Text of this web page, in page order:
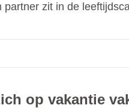
zit in de
op vakantie